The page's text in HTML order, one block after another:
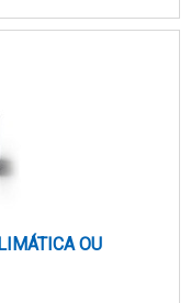
pagamento
OU